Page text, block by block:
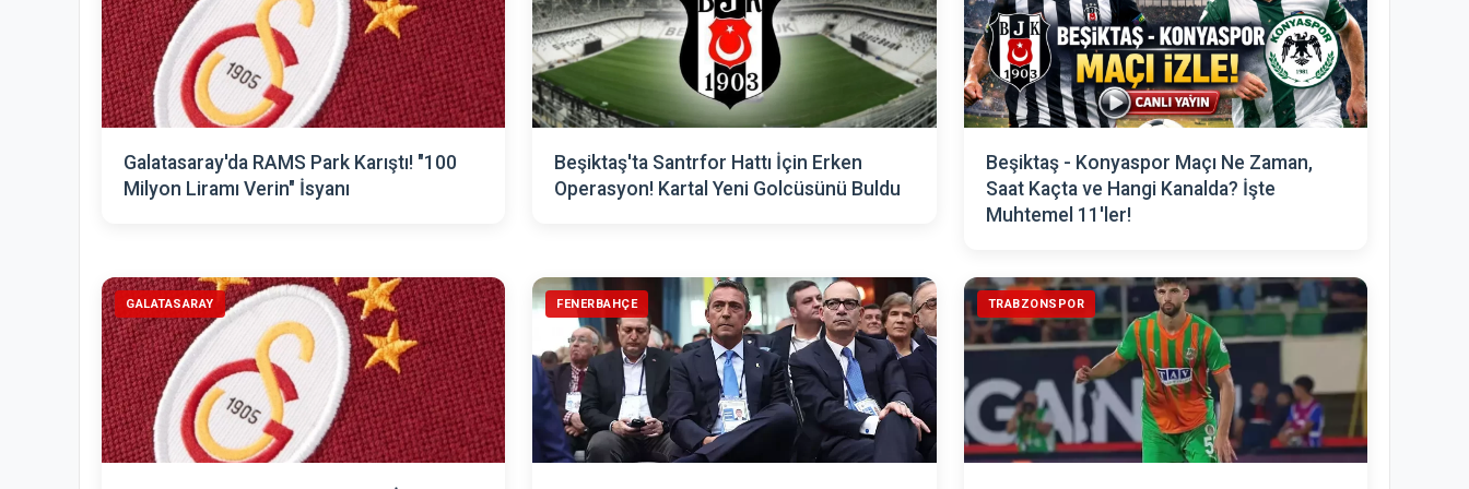
Galatasaray'da RAMS Park Karıştı! "100
Milyon Liramı Verin" İsyanı
Beşiktaş'ta Santrfor Hattı İçin Erken
Operasyon! Kartal Yeni Golcüsünü Buldu
Beşiktaş - Konyaspor Maçı Ne Zaman,
Saat Kaçta ve Hangi Kanalda? İşte
Muhtemel 11'ler!
GALATASARAY FENERBAHÇE TRABZONSPOR